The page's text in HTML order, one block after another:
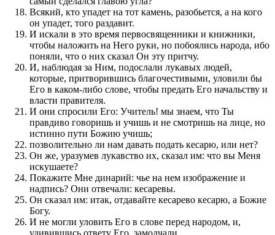
Всякий, кто упадет на тот камень, разобьется, а на кого
он упадет, того раздавит.
И искали в это время первосвященники и книжники,
чтобы наложить на Него руки, но побоялись народа, ибо
поняли, что о них сказал Он эту притчу.
И, наблюдая за Ним, подослали лукавых людей,
которые, притворившись благочестивыми, уловили бы
Его в каком-либо слове, чтобы предать Его начальству и
власти правителя.
И они спросили Его: Учитель! мы знаем, что Ты
правдиво говоришь и учишь и не смотришь на лице, но
истинно пути Божию учишь;
позволительно ли нам давать подать кесарю, или нет?
Он же, уразумев лукавство их, сказал им: что вы Меня
искушаете?
Покажите Мне динарий: чье на нем изображение и
надпись? Они отвечали: кесаревы.
Он сказал им: итак, отдавайте кесарево кесарю, а Божие
Богу.
И не могли уловить Его в слове перед народом, и,
удивившись ответу Его, замолчали.